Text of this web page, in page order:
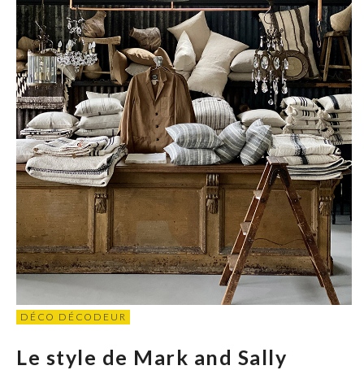
DÉCO DÉCODEUR
Le style de Mark and Sally